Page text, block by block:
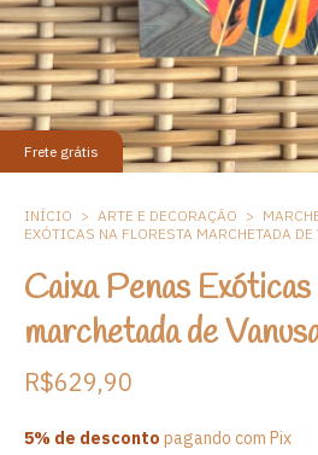
Frete grátis
INÍCIO > ARTE E DECORAÇÃO >
EXÓTICAS NA FLORESTA MARCHETADA
Caixa Penas
marchetada de
R$629,90
5% de desconto pagando com Pix